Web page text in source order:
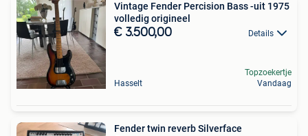
Vintage Fender Percision Bass -uit 1975
volledig origineel
€ 3.500,00 Details
Hasselt
Topzoekertje
Vandaag
Fender twin reverb Silverface